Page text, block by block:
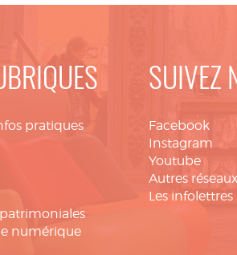
pratiques
numérique
SUIVEZ
Facebook
Instagram
Youtube
Autres
Les infolettres